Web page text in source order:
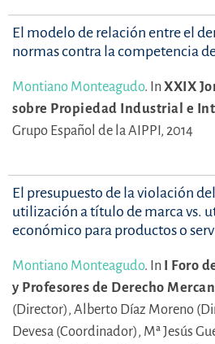
El modelo de relación entre el
normas contra la competencia
Montiano Monteagudo. In XXIX
sobre Propiedad Industrial e
Grupo Español de la AIPPI, 2014
El presupuesto de la violación
utilización a título de marca vs.
económico para productos o
Montiano Monteagudo. In I Foro
y Profesores de Derecho
(Director), Alberto Díaz Moreno
Devesa (Coordinador), Mª Jesús